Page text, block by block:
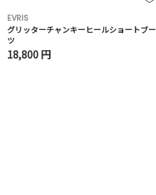
EVRIS
グリッターチャンキーヒールショートブー
ツ
18,800 円